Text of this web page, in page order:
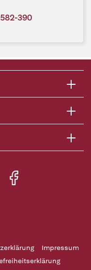
390
Impressum